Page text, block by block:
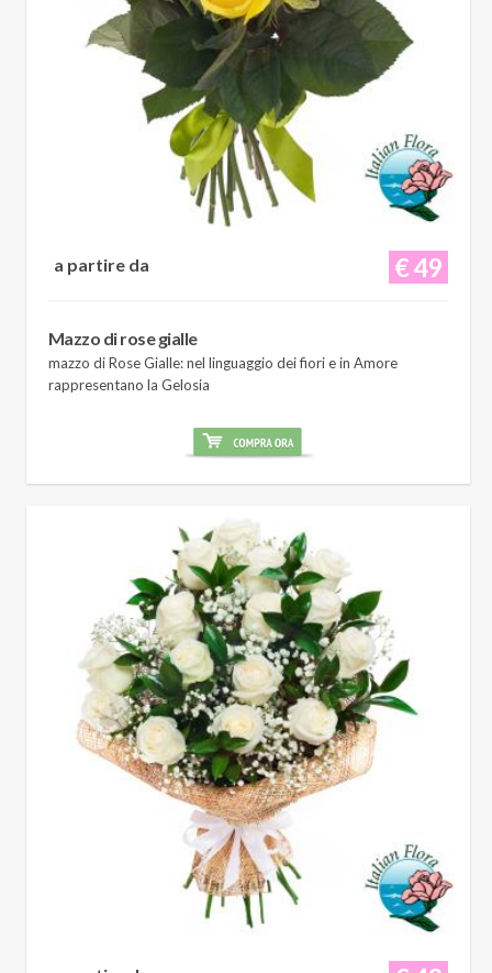
€ 49
a partire da
Mazzo di rose gialle
mazzo di Rose Gialle: nel linguaggio dei fiori e in Amore
rappresentano la Gelosia